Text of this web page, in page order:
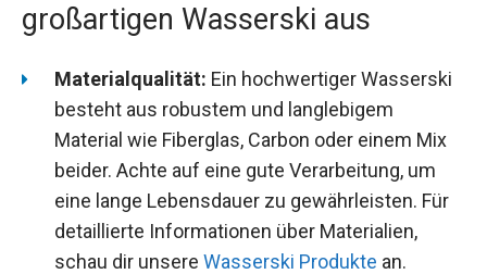
großartigen Wasserski aus
Materialqualität: Ein hochwertiger Wasserski
besteht aus robustem und langlebigem
Material wie Fiberglas, Carbon oder einem Mix
beider. Achte auf eine gute Verarbeitung, um
eine lange Lebensdauer zu gewährleisten. Für
detaillierte Informationen über Materialien,
schau dir unsere Wasserski Produkte an.